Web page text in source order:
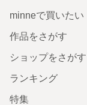
minneで買いたい
作品をさがす
ショップをさがす
ランキング
特集